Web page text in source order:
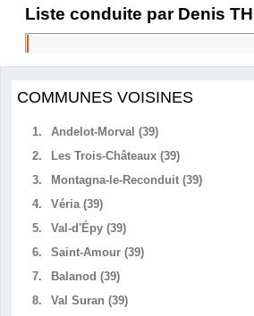
COMMUNES VOISINES
1.
Andelot-Morval (39)
2.
Les Trois-Châteaux (39)
3.
Montagna-le-Reconduit (39)
4.
Véria (39)
5.
Val-d'Épy (39)
6.
Saint-Amour (39)
7.
Balanod (39)
8.
Val Suran (39)